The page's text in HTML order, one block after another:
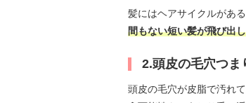
髪にはヘアサイクルがあ
間もない短い髪が飛び出
2.頭皮の毛穴つま
頭皮の毛穴が皮脂で汚れ